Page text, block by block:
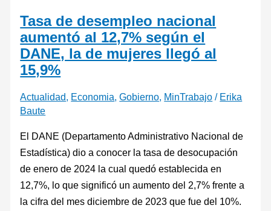
Tasa de desempleo nacional
aumentó al 12,7% según el
DANE, la de mujeres llegó al
15,9%
Actualidad, Economia,Gobierno, MinTrabajo / Erika
Baute
El DANE (Departamento Administrativo Nacional de
Estadística) dio a conocer la tasa de desocupación
de enero de 2024 la cual quedó establecida en
12,7%, lo que significó un aumento del 2,7% frente a
la cifra del mes diciembre de 2023 que fue del 10%.